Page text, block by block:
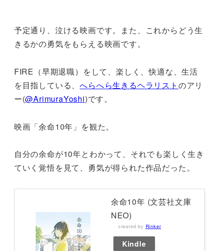
予定通り、泣ける映画です。また、これからどう生
きるかの勇気をもらえる映画です。
FIRE（早期退職）をして、楽しく、快適な、生活
を目指している、へらへら生きるヘラリスト のアリ
ー(@ArimuraYoshi)です。
映画「余命10年」を観た。
自分の余命が10年とわかって、それでも楽しく生き
ていく覚悟を見て、勇気が得られた作品だった。
余命10年 (文芸社文庫
NEO)
created by Rinker
Kindle